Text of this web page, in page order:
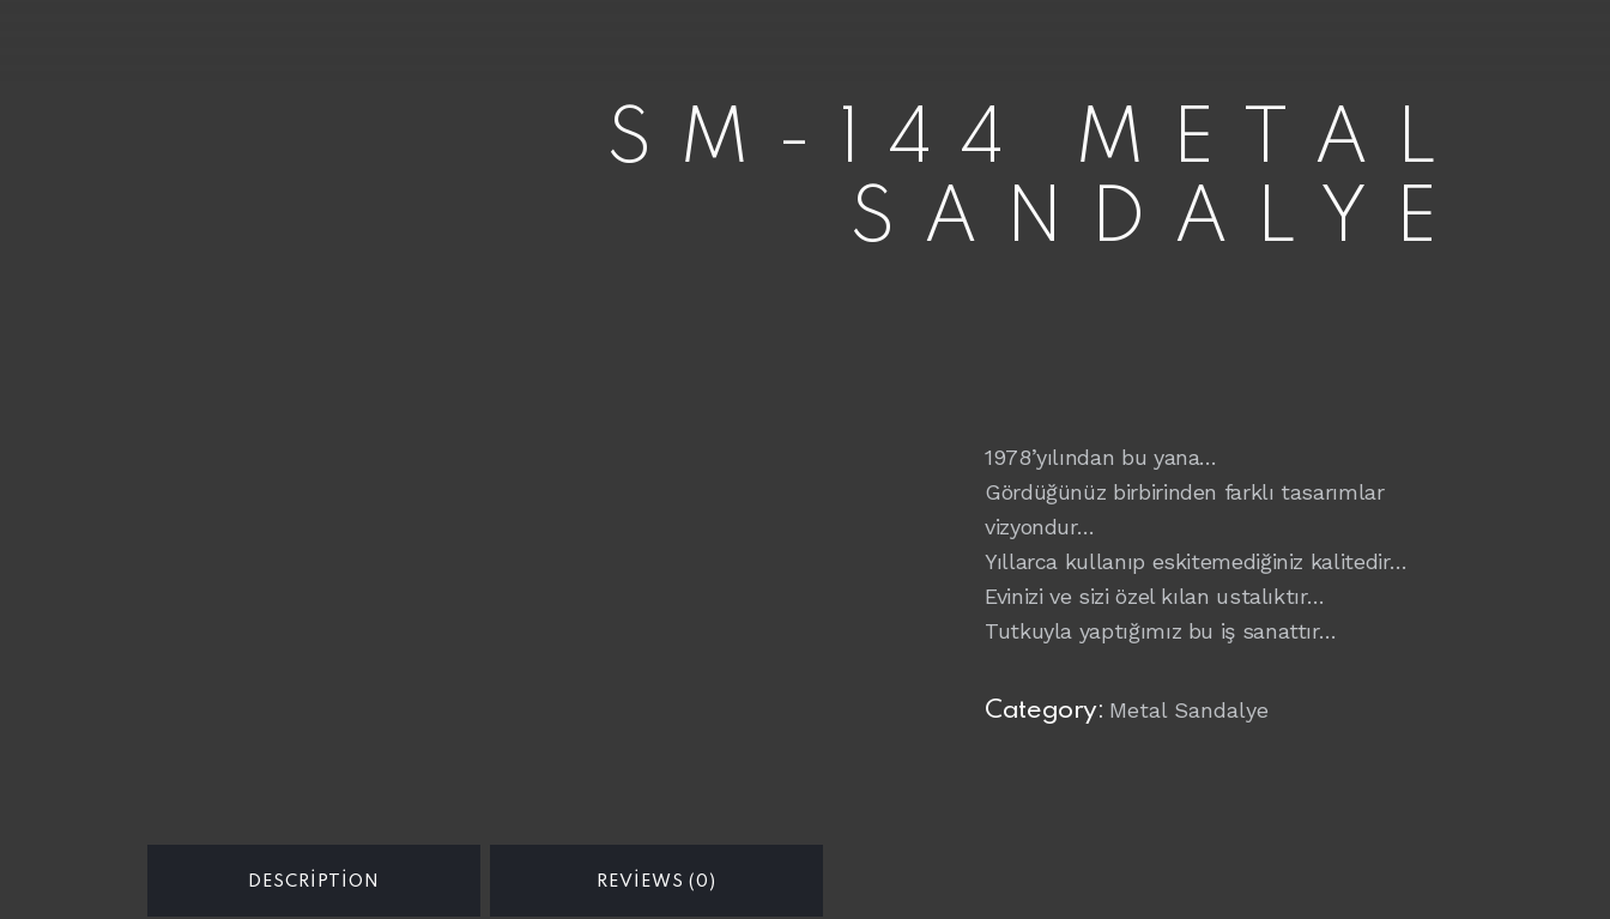
SM-144 METAL
SANDALYE
1978’yılından bu yana…
Gördüğünüz birbirinden farklı tasarımlar
vizyondur…
Yıllarca kullanıp eskitemediğiniz kalitedir…
Evinizi ve sizi özel kılan ustalıktır…
Tutkuyla yaptığımız bu iş sanattır…
Category: Metal Sandalye
DESCRIPTION REVIEWS (0)